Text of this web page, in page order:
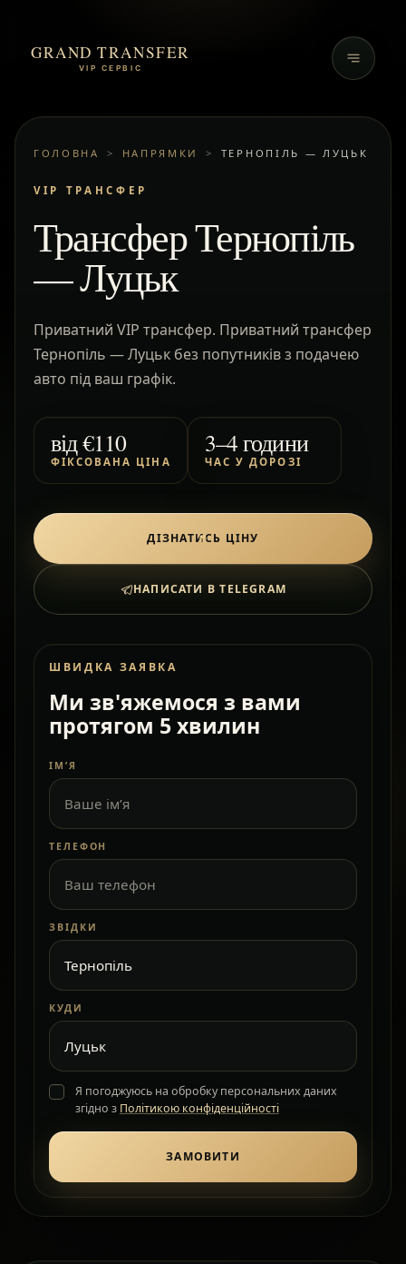
GRAND TRANSFER
VIP СЕРВІС
ГОЛОВНА > НАПРЯМКИ > ТЕРНОПІЛЬ — ЛУЦЬК
VIP ТРАНСФЕР
Трансфер Тернопіль
— Луцьк
Приватний VIP трансфер. Приватний трансфер
Тернопіль — Луцьк без попутників з подачею
авто під ваш графік.
від€110
ФІКСОВАНА ЦІНА
3–4 години
ЧАС У ДОРОЗІ
ДІЗНАТИСЬ ЦІНУ
НАПИСАТИ В TELEGRAM
ШВИДКА ЗАЯВКА
Ми зв'яжемося з вами
протягом 5 хвилин
ІМ’Я
ТЕЛЕФОН
ЗВІДКИ
КУДИ
Я погоджуюсь на обробку персональних даних
згідно з Політикою конфіденційності
ЗАМОВИТИ